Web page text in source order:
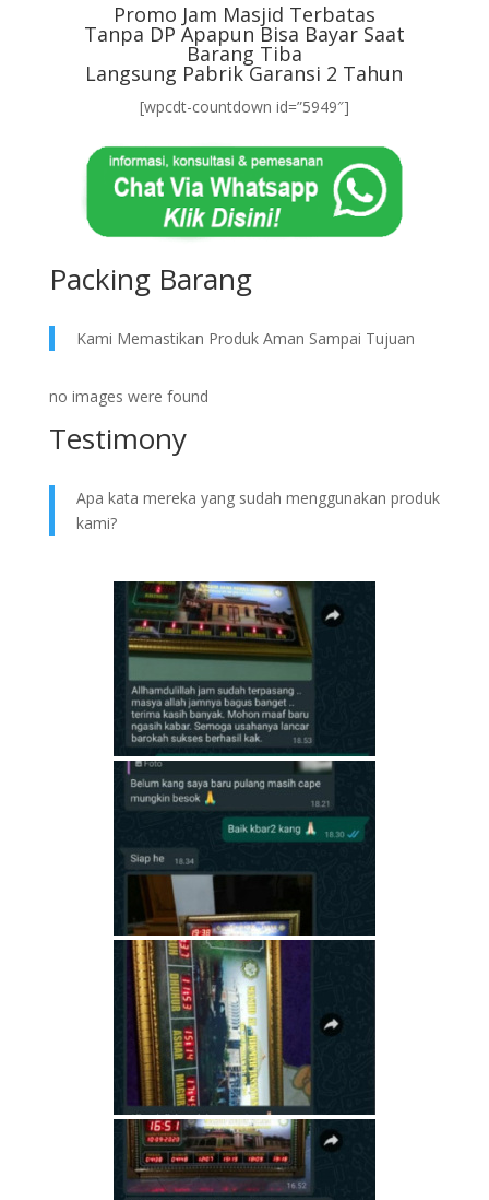
Promo Jam Masjid Terbatas
Tanpa DP Apapun Bisa Bayar Saat
Barang Tiba
Langsung Pabrik Garansi 2 Tahun
[wpcdt-countdown id=”5949″]
Packing Barang
Kami Memastikan Produk Aman Sampai Tujuan
no images were found
Testimony
Apa kata mereka yang sudah menggunakan produk
kami?